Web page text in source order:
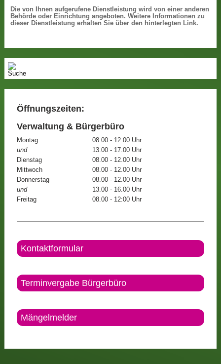
Die von Ihnen aufgerufene Dienstleistung wird von einer anderen
Behörde oder Einrichtung angeboten. Weitere Informationen zu
dieser Dienstleistung erhalten Sie über den hinterlegten Link.
Öffnungszeiten:
Verwaltung & Bürgerbüro
Montag
08.00 - 12.00 Uhr
und
13.00 - 17.00 Uhr
Dienstag
08.00 - 12.00 Uhr
Mittwoch
08.00 - 12.00 Uhr
Donnerstag
08.00 - 12.00 Uhr
und
13.00 - 16.00 Uhr
Freitag
08.00 - 12:00 Uhr
Kontaktformular
Terminvergabe Bürgerbüro
Mängelmelder